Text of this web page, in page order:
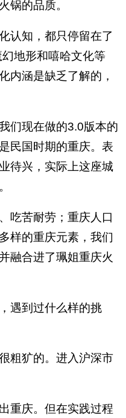
锅的品质。
认知，都只停留在了
地形和嘻哈文化等
内涵是缺乏了解的，
们现在做的3.0版本的
民国时期的重庆。表
待兴，实际上这座城
吃苦耐劳；重庆人口
样的重庆元素，我们
融合进了珮姐重庆火
遇到过什么样的挑
粗犷的。进入沪深市
重庆。但在实践过程